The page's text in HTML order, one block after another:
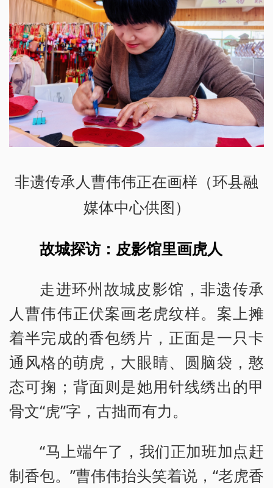
非遗传承人曹伟伟正在画样（环县融
媒体中心供图）
故城探访：皮影馆里画虎人
走进环州故城皮影馆，非遗传承
人曹伟伟正伏案画老虎纹样。案上摊
着半完成的香包绣片，正面是一只卡
通风格的萌虎，大眼睛、圆脑袋，憨
态可掬；背面则是她用针线绣出的甲
骨文“虎”字，古拙而有力。
“马上端午了，我们正加班加点赶
制香包。”曹伟伟抬头笑着说，“老虎香